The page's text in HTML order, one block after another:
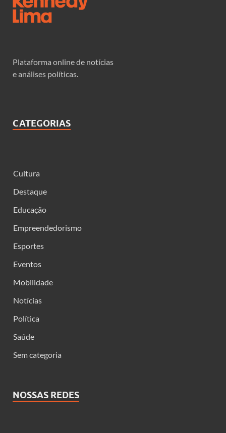
Plataforma online de notícias
e análises políticas.
CATEGORIAS
Cultura
Destaque
Educação
Empreendedorismo
Esportes
Eventos
Mobilidade
Notícias
Política
Saúde
Sem categoria
NOSSAS REDES